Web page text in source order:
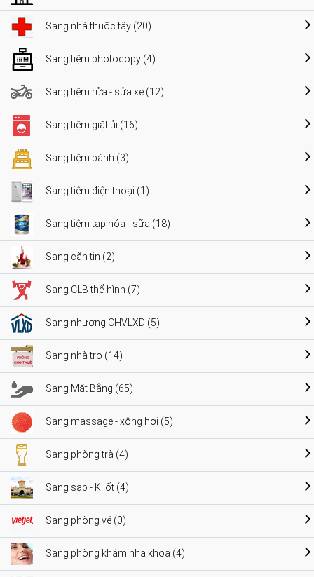
Sang nhà thuốc tây (20)
Sang tiệm photocopy (4)
Sang tiệm rửa - sửa xe (12)
Sang tiệm giặt ủi (16)
Sang tiệm bánh (3)
Sang tiệm điện thoại (1)
Sang tiệm tạp hóa - sữa (18)
Sang căn tin (2)
Sang CLB thể hình (7)
Sang nhượng CHVLXD (5)
Sang nhà trọ (14)
Sang Mặt Bằng (65)
Sang massage - xông hơi (5)
Sang phòng trà (4)
Sang sạp - Ki ốt (4)
Sang phòng vé (0)
Sang phòng khám nha khoa (4)